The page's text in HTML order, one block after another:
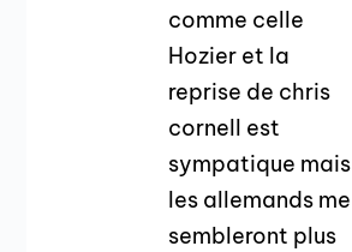
comme celle
Hozier et la
reprise de chris
cornell est
sympatique mais
les allemands me
sembleront plus